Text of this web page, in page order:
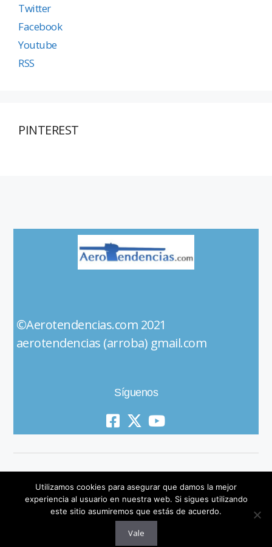
Twitter
Facebook
Youtube
RSS
PINTEREST
©Aerotendencias.com 2021
aerotendencias (arroba) gmail.com
Síguenos
© 2019 All Rights Reserved
Utilizamos cookies para asegurar que damos la mejor
experiencia al usuario en nuestra web. Si sigues utilizando
este sitio asumiremos que estás de acuerdo.
Vale